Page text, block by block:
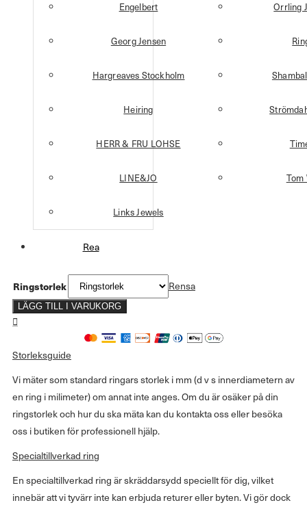
Engelbert
Georg Jensen
Hargreaves Stockholm
Heiring
HERR & FRU LOHSE
LINE&JO
Links Jewels
Orrling
Tom
Rea
Ringstorlek Rensa
LÄGG TILL I VARUKORG
Storleksguide
Vi mäter som standard ringars storlek i mm (d v s innerdiametern av
en ring i milimeter) om annat inte anges. Om du är osäker på din
ringstorlek och hur du ska mäta kan du kontakta oss eller besöka
oss i butiken för professionell hjälp.
Specialtillverkad ring
En specialtillverkad ring är skräddarsydd speciellt för dig, vilket
innebär att vi tyvärr inte kan erbjuda returer eller byten. Vi gör dock